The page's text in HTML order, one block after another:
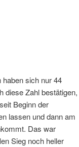
haben sich nur 44
diese Zahl bestätigen,
Beginn der
lassen und dann am
Das war
Sieg noch heller